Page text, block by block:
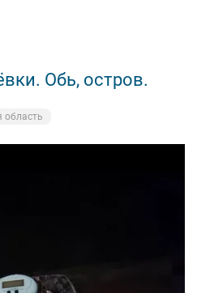
Обь, остров.
область